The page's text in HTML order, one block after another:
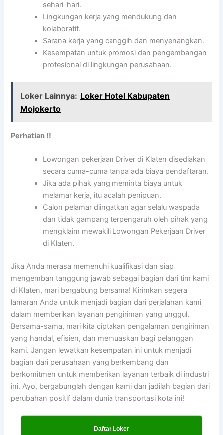
sehari-hari.
Lingkungan kerja yang mendukung dan
kolaboratif.
Sarana kerja yang canggih dan menyenangkan.
Kesempatan untuk promosi dan pengembangan
profesional di lingkungan perusahaan.
Loker Lainnya: Loker Hotel Kabupaten
Mojokerto
Perhatian !!
Lowongan pekerjaan Driver di Klaten disediakan
secara cuma-cuma tanpa ada biaya pendaftaran.
Jika ada pihak yang meminta biaya untuk
melamar kerja, itu adalah penipuan.
Calon pelamar diingatkan agar selalu waspada
dan tidak gampang terpengaruh oleh pihak yang
mengklaim mewakili Lowongan Pekerjaan Driver
di Klaten.
Jika Anda merasa memenuhi kualifikasi dan siap
mengemban tanggung jawab sebagai bagian dari tim kami
di Klaten, mari bergabung bersama! Kirimkan segera
lamaran Anda untuk menjadi bagian dari perjalanan kami
dalam memberikan layanan pengiriman yang unggul.
Bersama-sama, mari kita ciptakan pengalaman pengiriman
yang handal, efisien, dan memuaskan bagi pelanggan
kami. Jangan lewatkan kesempatan ini untuk menjadi
bagian dari perusahaan yang berkembang dan
berkomitmen untuk memberikan layanan terbaik di industri
ini. Ayo, bergabunglah dengan kami dan jadilah bagian dari
perubahan positif dalam dunia transportasi kota ini!
Daftar Loker